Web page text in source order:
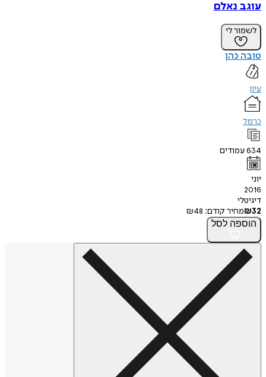
עוגב נאלם
לשמור לי
טובה כהן
עיון
כרמל
634עמודים
יוני
2016
דיגיטלי
₪32 מחיר קודם: ₪48
הוספה לסל